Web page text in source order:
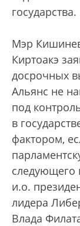
государства.
Мэр
Киртоакэ
досрочных
Альянс не
под
в
фактором,
следующего
и.о.
лидера
Влада